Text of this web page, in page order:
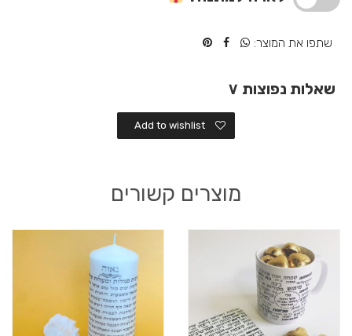
יודע?
שתפו את המוצר:
שאלות נפוצות ∨
Add to wishlist
מוצרים קשורים